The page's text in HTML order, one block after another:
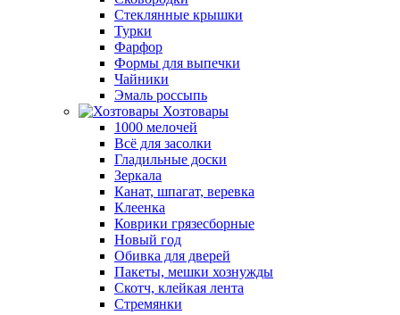
Стеклянные крышки
Турки
Фарфор
Формы для выпечки
Чайники
Эмаль россыпь
Хозтовары
1000 мелочей
Всё для засолки
Гладильные доски
Зеркала
Канат, шпагат, веревка
Клеенка
Коврики грязесборные
Новый год
Обивка для дверей
Пакеты, мешки хознужды
Скотч, клейкая лента
Стремянки